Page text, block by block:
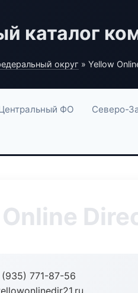
каталог
округ » Yellow
ФО Северо-
771-87-56